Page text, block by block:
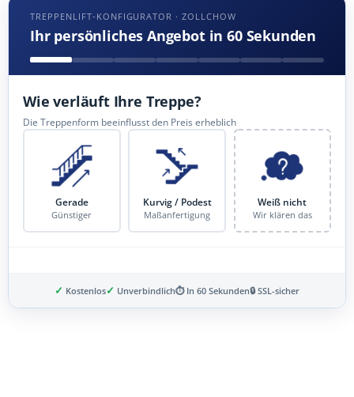
TREPPENLIFT-KONFIGURATOR · ZOLLCHOW
Ihr persönliches Angebot in 60 Sekunden
Wie verläuft Ihre Treppe?
Die Treppenform beeinflusst den Preis erheblich
Gerade
Günstiger
Kurvig / Podest
Maßanfertigung
Weiß nicht
Wir klären das
✓ Kostenlos✓ Unverbindlich⏱ In 60 Sekunden🔒 SSL-sicher